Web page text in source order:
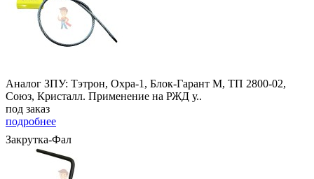
Аналог ЗПУ: Тэтрон, Охра-1, Блок-Гарант М, ТП 2800-02,
Союз, Кристалл. Применение на РЖД у..
под заказ
подробнее
Закрутка-Фал